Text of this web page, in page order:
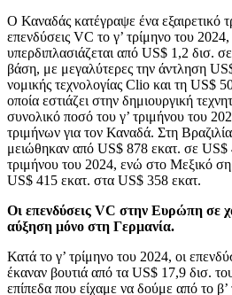
Ο Καναδάς κατέγραψε ένα εξαιρετικό
επενδύσεις VC το γ’ τρίμηνο του
υπερδιπλασιάζεται από US$ 1,2 δισ.
βάση, με μεγαλύτερες την άντληση
νομικής τεχνολογίας Clio και τη US$
οποία εστιάζει στην δημιουργική
συνολικό ποσό του γ’ τριμήνου του
τριμήνων για τον Καναδά. Στη
μειώθηκαν από US$ 878 εκατ. σε US$
τριμήνου του 2024, ενώ στο Μεξικό
US$ 415 εκατ. στα US$ 358 εκατ.
Οι επενδύσεις VC στην Ευρώπη σε
αύξηση μόνο στη Γερμανία.
Κατά το γ’ τρίμηνο του 2024, οι
έκαναν βουτιά από τα US$ 17,9 δισ.
επίπεδα που είχαμε να δούμε από το